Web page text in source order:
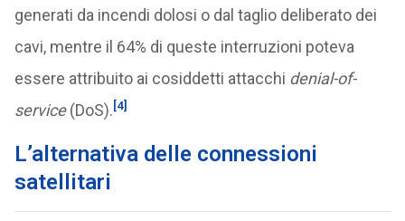
generati da incendi dolosi o dal taglio deliberato dei
cavi, mentre il 64% di queste interruzioni poteva
essere attribuito ai cosiddetti attacchi denial-of-
service(DoS).[4]
L’alternativa delle connessioni
satellitari